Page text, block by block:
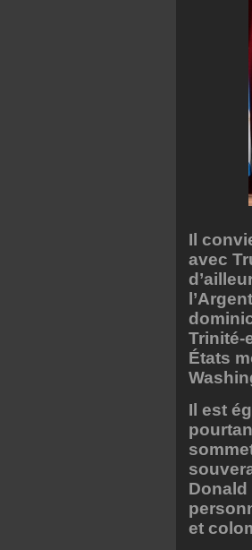
Il
avec
Trinité-
États
Il est
Donald
et